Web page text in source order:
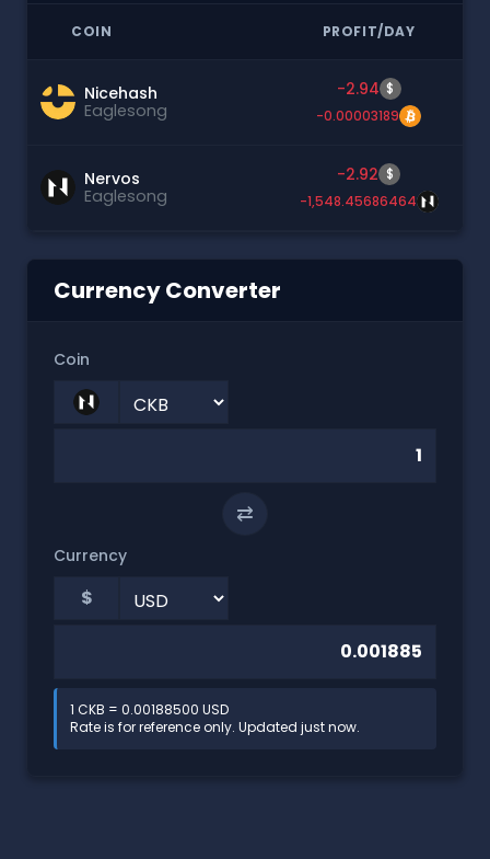
COIN PROFIT/DAY
Nicehash
Eaglesong
-2.94 $
-0.00003189
Nervos
Eaglesong
-2.92 $
-1,548.45686464
Currency Converter
Coin
⇄
Currency
$
1 CKB = 0.00188500 USD
Rate is for reference only. Updated just now.